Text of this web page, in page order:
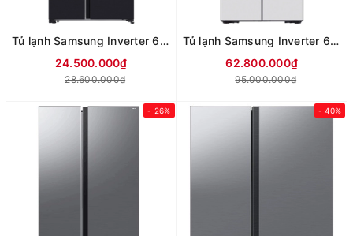
Tủ lạnh Samsung Inverter 615 lít Side By Side AI Home RS90F65D2FSV (Mới 2025)
24.500.000₫
28.600.000₫
Tủ lạnh Samsung Inverter 636 lít Multi Door Bespoke RF65DB990012SV
62.800.000₫
95.000.000₫
- 26% - 40%